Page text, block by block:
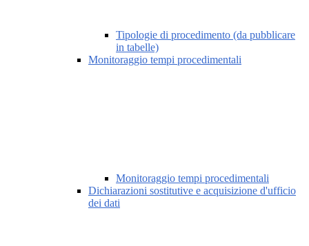
Tipologie di procedimento (da pubblicare
in tabelle)
Monitoraggio tempi procedimentali
Monitoraggio tempi procedimentali
Dichiarazioni sostitutive e acquisizione d'ufficio
dei dati